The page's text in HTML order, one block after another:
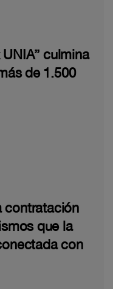
culmina
de 1.500
contratación
que la
con